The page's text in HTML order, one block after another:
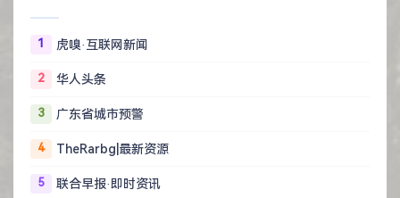
1 虎嗅·互联网新闻
2 华人头条
3 广东省城市预警
4 TheRarbg|最新资源
5 联合早报·即时资讯